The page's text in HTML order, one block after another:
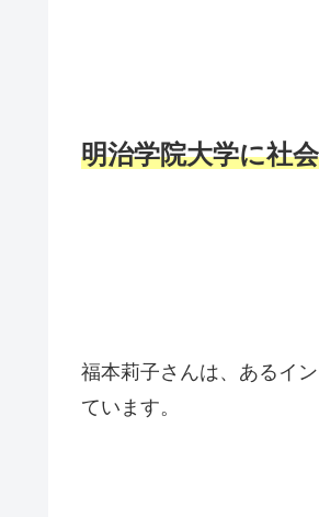
明治学院大学に社
福本莉子さんは、あるイ
ています。